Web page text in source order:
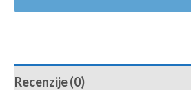
Recenzije (0)